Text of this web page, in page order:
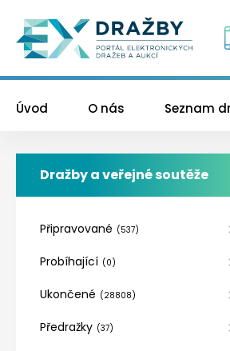
Úvod O nás Seznam
Dražby a veřejné soutěže
Připravované (537)
Probíhající (0)
Ukončené (28808)
Předražky (37)